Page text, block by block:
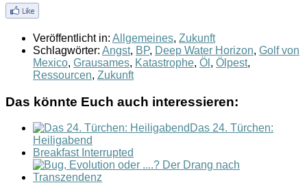
Veröffentlicht in: Allgemeines, Zukunft
Schlagwörter: Angst, BP, Deep Water Horizon, Golf von
Mexico, Grausames, Katastrophe, Öl , Ölpest,
Ressourcen, Zukunft
Das könnte Euch auch interessieren:
Das 24. Türchen:
Heiligabend
Breakfast Interrupted